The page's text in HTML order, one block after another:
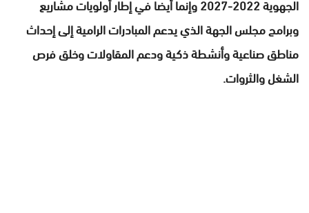
وبرامج مجلس الجهة الذي يدعم المبادرات الرامية إلى إحداث
مناطق صناعية وأنشطة ذكية ودعم المقاولات وخلق فرص
الشغل والثروات.